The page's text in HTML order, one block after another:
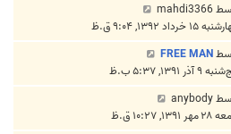
mahdi3366
خرداد ۱۳۹۲, ۹:۰۴ ق.ظ
FREE MAN
آذر ۱۳۹۱, ۵:۳۷ ب.ظ
anybody
۱۰:۲۷ ق.ظ